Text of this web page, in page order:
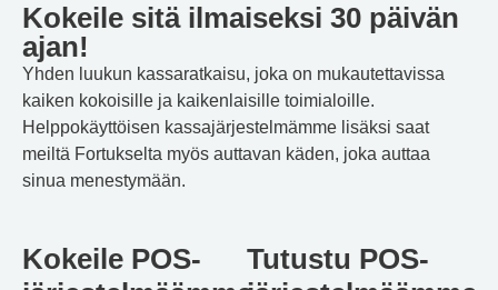
Kokeile sitä ilmaiseksi 30 päivän
ajan!
Yhden luukun kassaratkaisu, joka on mukautettavissa
kaiken kokoisille ja kaikenlaisille toimialoille.
Helppokäyttöisen kassajärjestelmämme lisäksi saat
meiltä Fortukselta myös auttavan käden, joka auttaa
sinua menestymään.
Kokeile POS-
Tutustu POS-